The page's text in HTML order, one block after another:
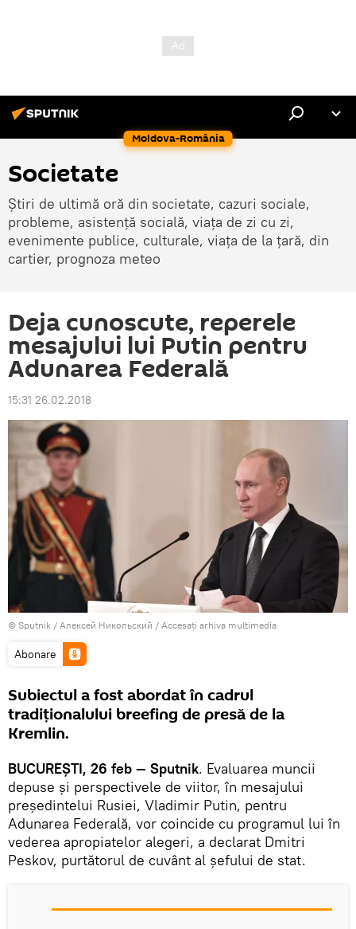
Moldova-România
Societate
Știri de ultimă oră din societate, cazuri sociale,
probleme, asistență socială, viața de zi cu zi,
evenimente publice, culturale, viața de la țară, din
cartier, prognoza meteo
Deja cunoscute, reperele
mesajului lui Putin pentru
Adunarea Federală
15:31 26.02.2018
© Sputnik / Алексей Никольский / Accesați arhiva multimedia
Abonare
Subiectul a fost abordat în cadrul
tradiționalului breefing de presă de la
Kremlin.
BUCUREȘTI, 26 feb — Sputnik. Evaluarea muncii
depuse și perspectivele de viitor, în mesajului
președintelui Rusiei, Vladimir Putin, pentru
Adunarea Federală, vor coincide cu programul lui în
vederea apropiatelor alegeri, a declarat Dmitri
Peskov, purtătorul de cuvânt al șefului de stat.